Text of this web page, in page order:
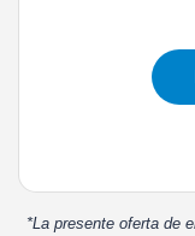
*La presente oferta de